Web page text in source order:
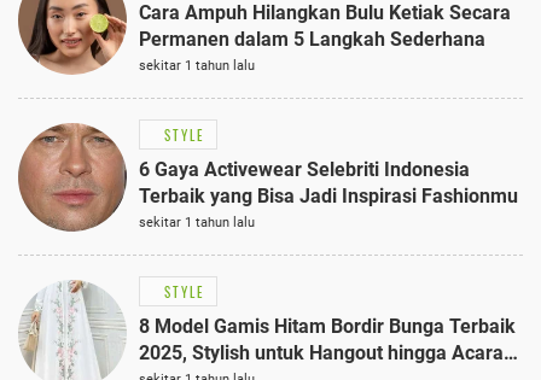
Cara Ampuh Hilangkan Bulu Ketiak Secara
Permanen dalam 5 Langkah Sederhana
sekitar 1 tahun lalu
STYLE
6 Gaya Activewear Selebriti Indonesia
Terbaik yang Bisa Jadi Inspirasi Fashionmu
sekitar 1 tahun lalu
STYLE
8 Model Gamis Hitam Bordir Bunga Terbaik
2025, Stylish untuk Hangout hingga Acara